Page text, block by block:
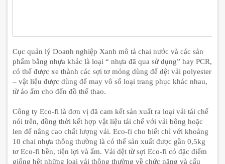
Cục quản lý Doanh nghiệp Xanh mô tả chai nước và các sản
phẩm bằng nhựa khác là loại “ nhựa đã qua sử dụng” hay PCR,
có thể được xe thành các sợi tơ mỏng dùng để dệt vải polyester
– vật liệu được dùng để may vô số loại trang phục khác nhau,
từ áo ấm cho đến đồ thể thao.
Công ty Eco-fi là đơn vị đã cam kết sản xuất ra loại vải tái chế
nói trên, đồng thời kết hợp vật liệu tái chế với vải bông hoặc
len để nâng cao chất lượng vải. Eco-fi cho biết chỉ với khoảng
10 chai nhựa thông thường là có thể sản xuất được gần 0,5kg
tơ Eco-fi bền, tiện lợi và ấm. Vải dệt từ sợi Eco-fi có đặc điểm
giống hệt những loại vải thông thường về chức năng và cấu